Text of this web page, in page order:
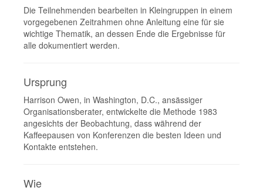
Die Teilnehmenden bearbeiten in Kleingruppen in einem
vorgegebenen Zeitrahmen ohne Anleitung eine für sie
wichtige Thematik, an dessen Ende die Ergebnisse für
alle dokumentiert werden.
Ursprung
Harrison Owen, in Washington, D.C., ansässiger
Organisationsberater, entwickelte die Methode 1983
angesichts der Beobachtung, dass während der
Kaffeepausen von Konferenzen die besten Ideen und
Kontakte entstehen.
Wie